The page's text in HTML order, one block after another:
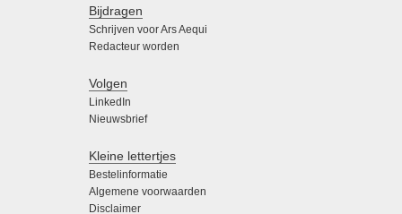
Bijdragen
Schrijven voor Ars Aequi
Redacteur worden
Volgen
LinkedIn
Nieuwsbrief
Kleine lettertjes
Bestelinformatie
Algemene voorwaarden
Disclaimer